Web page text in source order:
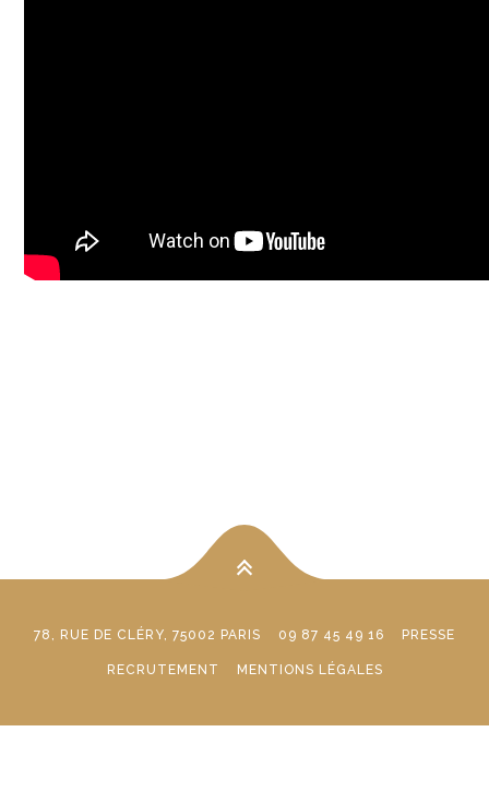
78, RUE DE CLÉRY, 75002 PARIS 09 87 45 49 16 PRESSE
RECRUTEMENT MENTIONS LÉGALES